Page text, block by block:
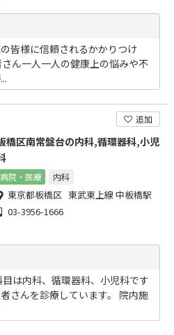
皆様に信頼されるかかりつけ
ん一人一人の健康上の悩みや不
追加
橋区南常盤台の内科,循環器科,小児
病院・医療 内科
東京都板橋区 東武東上線 中板橋駅
03-3956-1666
は内科、循環器科、小児科です
さんを診療しています。 院内施